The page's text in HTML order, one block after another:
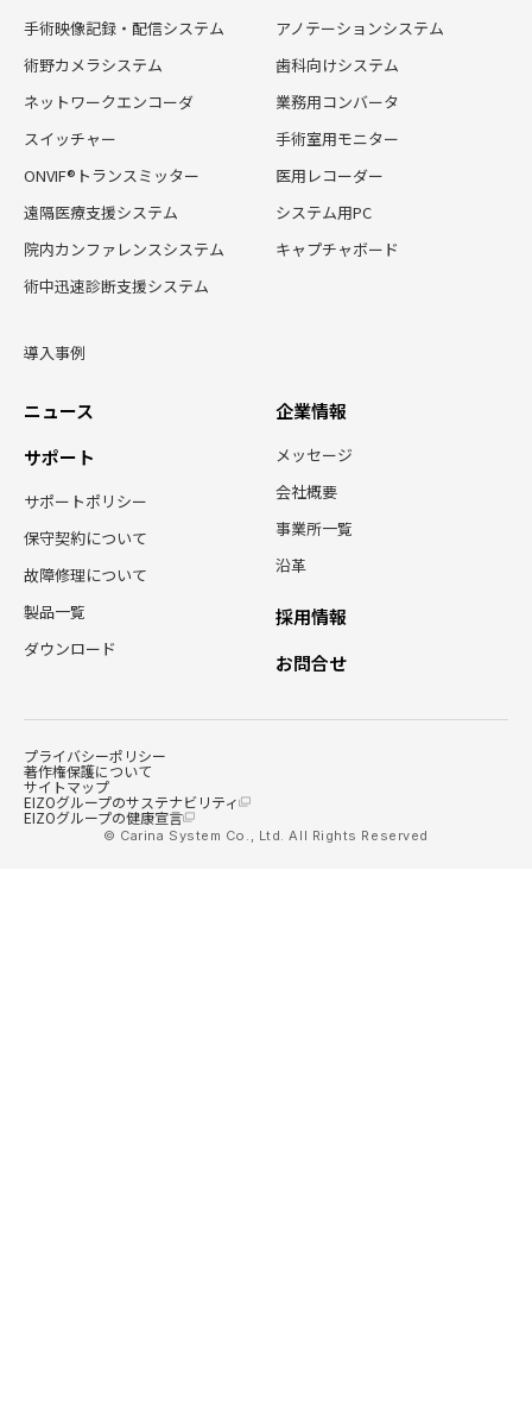
手術映像記録・配信システム
術野カメラシステム
ネットワークエンコーダ
スイッチャー
ONVIF®トランスミッター
遠隔医療支援システム
院内カンファレンスシステム
術中迅速診断支援システム
導入事例
アノテーションシステム
歯科向けシステム
業務用コンバータ
手術室用モニター
医用レコーダー
システム用PC
キャプチャボード
ニュース
サポート
サポートポリシー
保守契約について
故障修理について
製品一覧
ダウンロード
企業情報
メッセージ
会社概要
事業所一覧
沿革
採用情報
お問合せ
プライバシーポリシー
著作権保護について
サイトマップ
EIZOグループのサステナビリティ
EIZOグループの健康宣言
© Carina System Co., Ltd. All Rights Reserved